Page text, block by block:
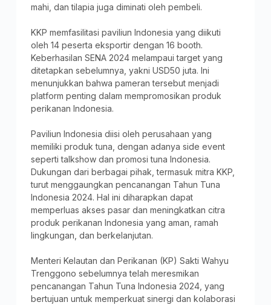
mahi, dan tilapia juga diminati oleh pembeli.
KKP memfasilitasi paviliun Indonesia yang diikuti
oleh 14 peserta eksportir dengan 16 booth.
Keberhasilan SENA 2024 melampaui target yang
ditetapkan sebelumnya, yakni USD50 juta. Ini
menunjukkan bahwa pameran tersebut menjadi
platform penting dalam mempromosikan produk
perikanan Indonesia.
Paviliun Indonesia diisi oleh perusahaan yang
memiliki produk tuna, dengan adanya side event
seperti talkshow dan promosi tuna Indonesia.
Dukungan dari berbagai pihak, termasuk mitra KKP,
turut menggaungkan pencanangan Tahun Tuna
Indonesia 2024. Hal ini diharapkan dapat
memperluas akses pasar dan meningkatkan citra
produk perikanan Indonesia yang aman, ramah
lingkungan, dan berkelanjutan.
Menteri Kelautan dan Perikanan (KP) Sakti Wahyu
Trenggono sebelumnya telah meresmikan
pencanangan Tahun Tuna Indonesia 2024, yang
bertujuan untuk memperkuat sinergi dan kolaborasi